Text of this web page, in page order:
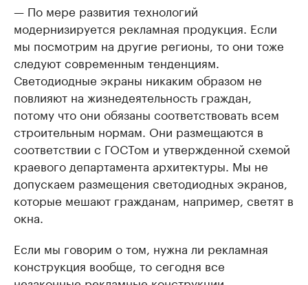
— По мере развития технологий
модернизируется рекламная продукция. Если
мы посмотрим на другие регионы, то они тоже
следуют современным тенденциям.
Светодиодные экраны никаким образом не
повлияют на жизнедеятельность граждан,
потому что они обязаны соответствовать всем
строительным нормам. Они размещаются в
соответствии с ГОСТом и утвержденной схемой
краевого департамента архитектуры. Мы не
допускаем размещения светодиодных экранов,
которые мешают гражданам, например, светят в
окна.
Если мы говорим о том, нужна ли рекламная
конструкция вообще, то сегодня все